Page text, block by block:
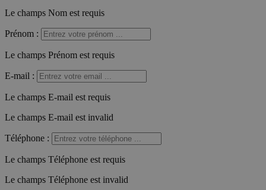
Le champs Nom est requis
Prénom :
Le champs Prénom est requis
E-mail :
Le champs E-mail est requis
Le champs E-mail est invalid
Téléphone :
Le champs Téléphone est requis
Le champs Téléphone est invalid